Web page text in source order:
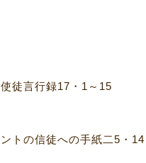
使徒言行録17・1～15